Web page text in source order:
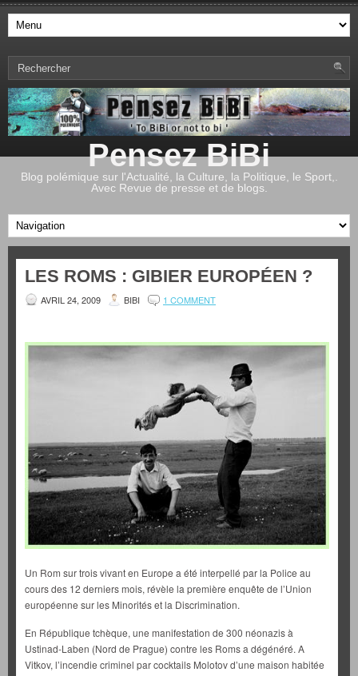
Pensez BiBi
Blog polémique sur l'Actualité, la Culture, la Politique, le Sport,.
Avec Revue de presse et de blogs.
LES ROMS : GIBIER EUROPÉEN ?
AVRIL 24, 2009 BIBI 1 COMMENT
Un Rom sur trois vivant en Europe a été interpellé par la Police au
cours des 12 derniers mois, révèle la première enquête de l’Union
européenne sur les Minorités et la Discrimination.
En République tchèque, une manifestation de 300 néonazis à
Ustinad-Laben (Nord de Prague) contre les Roms a dégénéré. A
Vitkov, l’incendie criminel par cocktails Molotov d’une maison habitée